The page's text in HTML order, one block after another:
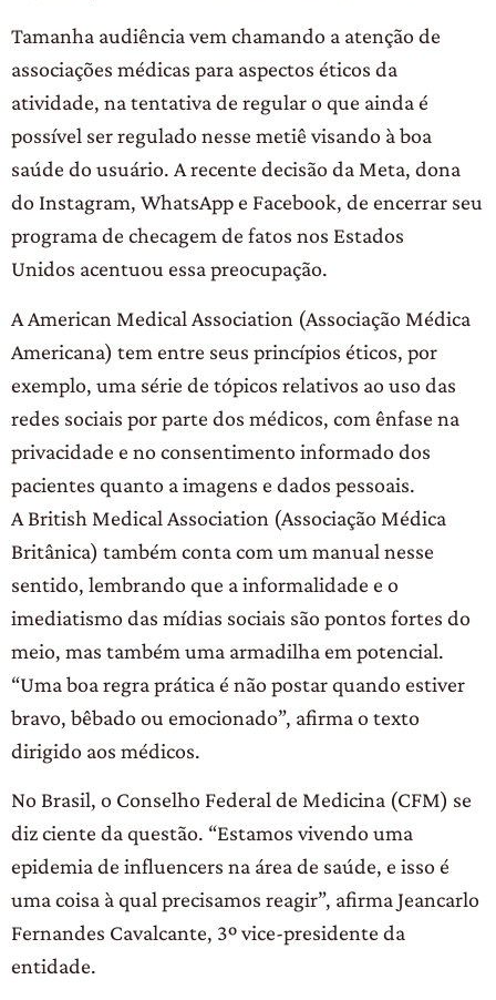
Tamanha audiência vem chamando a atenção de
associações médicas para aspectos éticos da
atividade, na tentativa de regular o que ainda é
possível ser regulado nesse metiê visando à boa
saúde do usuário. A recente decisão da Meta, dona
do Instagram, WhatsApp e Facebook, de encerrar seu
programa de checagem de fatos nos Estados
Unidos acentuou essa preocupação.
A American Medical Association (Associação Médica
Americana) tem entre seus princípios éticos, por
exemplo, uma série de tópicos relativos ao uso das
redes sociais por parte dos médicos, com ênfase na
privacidade e no consentimento informado dos
pacientes quanto a imagens e dados pessoais.
A British Medical Association (Associação Médica
Britânica) também conta com um manual nesse
sentido, lembrando que a informalidade e o
imediatismo das mídias sociais são pontos fortes do
meio, mas também uma armadilha em potencial.
“Uma boa regra prática é não postar quando estiver
bravo, bêbado ou emocionado”, afirma o texto
dirigido aos médicos.
No Brasil, o Conselho Federal de Medicina (CFM) se
diz ciente da questão. “Estamos vivendo uma
epidemia de influencers na área de saúde, e isso é
uma coisa à qual precisamos reagir”, afirma Jeancarlo
Fernandes Cavalcante, 3º vice-presidente da
entidade.